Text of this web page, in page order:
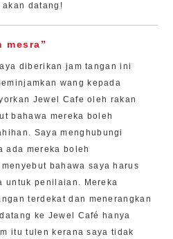
datang!
mesra”
diberikan jam tangan ini
wang kepada
Jewel Cafe oleh rakan
bahawa mereka boleh
Saya menghubungi
ada mereka boleh
bahawa saya harus
untuk penilaian. Mereka
terdekat dan menerangkan
ke Jewel Café hanya
itu tulen kerana saya tidak